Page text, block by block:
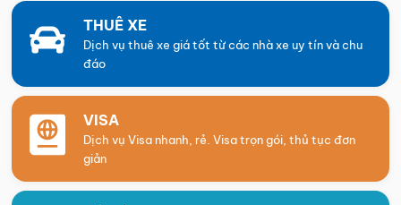
THUÊ XE
Dịch vụ thuê xe giá tốt từ các nhà xe uy tín và chu
đáo
VISA
Dịch vụ Visa nhanh, rẻ. Visa trọn gói, thủ tục đơn
giản